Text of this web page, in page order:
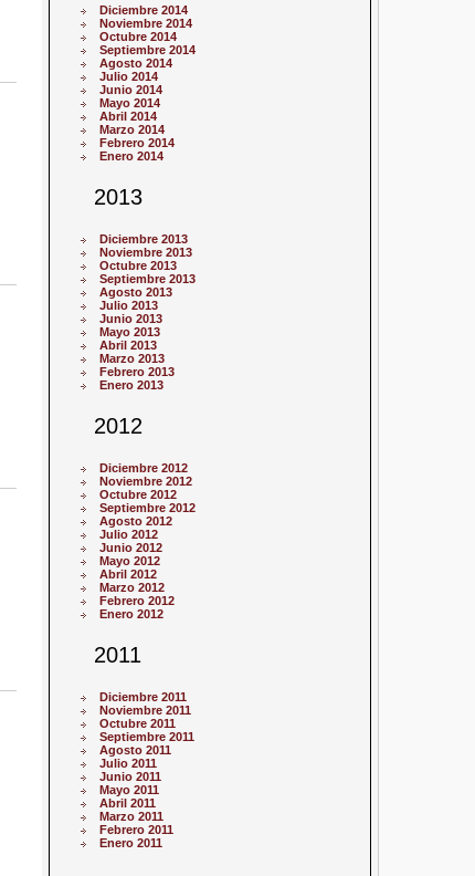
Diciembre 2014
Noviembre 2014
Octubre 2014
Septiembre 2014
Agosto 2014
Julio 2014
Junio 2014
Mayo 2014
Abril 2014
Marzo 2014
Febrero 2014
Enero 2014
2013
Diciembre 2013
Noviembre 2013
Octubre 2013
Septiembre 2013
Agosto 2013
Julio 2013
Junio 2013
Mayo 2013
Abril 2013
Marzo 2013
Febrero 2013
Enero 2013
2012
Diciembre 2012
Noviembre 2012
Octubre 2012
Septiembre 2012
Agosto 2012
Julio 2012
Junio 2012
Mayo 2012
Abril 2012
Marzo 2012
Febrero 2012
Enero 2012
2011
Diciembre 2011
Noviembre 2011
Octubre 2011
Septiembre 2011
Agosto 2011
Julio 2011
Junio 2011
Mayo 2011
Abril 2011
Marzo 2011
Febrero 2011
Enero 2011